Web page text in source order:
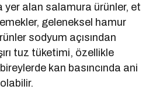
yer alan salamura ürünler, et
geleneksel hamur
sodyum açısından
tuz tüketimi, özellikle
kan basıncında ani